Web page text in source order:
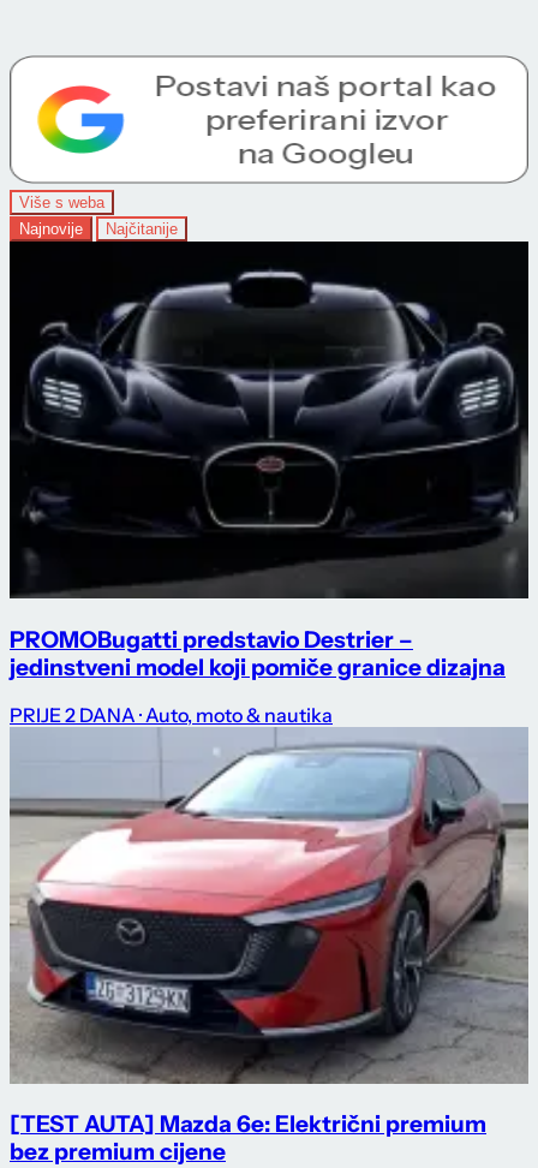
Više s weba
Najnovije
Najčitanije
PROMOBugatti predstavio Destrier –
jedinstveni model koji pomiče granice dizajna
PRIJE 2 DANA · Auto, moto & nautika
[TEST AUTA] Mazda 6e: Električni premium
bez premium cijene